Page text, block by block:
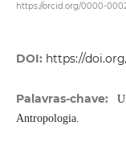
https://orcid.org/0000-
DOI: https://
Palavras-chave:
Antropologia.